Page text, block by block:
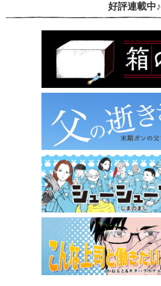
好評連載中♪